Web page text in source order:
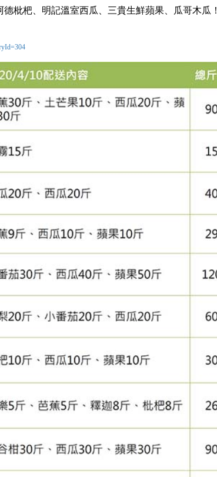
枇杷、明記溫室西瓜、三貴生鮮蘋果、瓜哥木瓜！